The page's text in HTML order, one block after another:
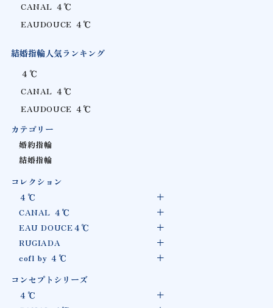
CANAL ４℃
EAUDOUCE ４℃
結婚指輪人気ランキング
４℃
CANAL ４℃
EAUDOUCE ４℃
カテゴリー
婚約指輪
結婚指輪
コレクション
４℃
CANAL ４℃
EAU DOUCE４℃
RUGIADA
cofl by ４℃
コンセプトシリーズ
４℃